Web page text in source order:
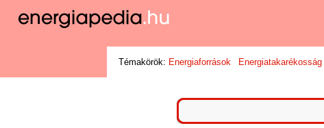
Témakörök: Energiaforrások Energiatakarékosság